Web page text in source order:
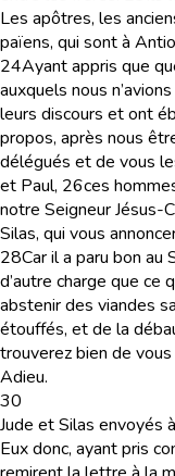
Les apôtres, les
païens, qui sont à
24Ayant appris que
auxquels nous
leurs discours et ont
propos, après nous
délégués et de vous
et Paul, 26ces
notre Seigneur Jésus-
Silas, qui vous
28Car il a paru bon
d’autre charge que ce
abstenir des viandes
étouffés, et de la
trouverez bien de
Adieu.
30
Jude et Silas envoyés
Eux donc, ayant pris